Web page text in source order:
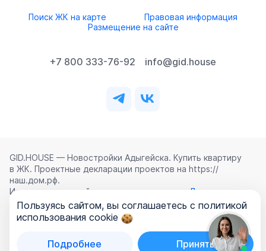
Поиск ЖК на карте
Правовая информация
Размещение на сайте
+7 800 333-76-92 info@gid.house
GID.HOUSE — Новостройки Адыгейска. Купить квартиру
в ЖК. Проектные декларации проектов на https://
наш.дом.рф.
Использование сайта означает согласие с
Лицензионным
соглашением
,Политикой конфиденциальностии
Политикой обработки персональных данных
ООО «ГИД.ХАУЗ»
Пользуясь сайтом, вы соглашаетесь с политикой
использования cookie
Подробнее Принять